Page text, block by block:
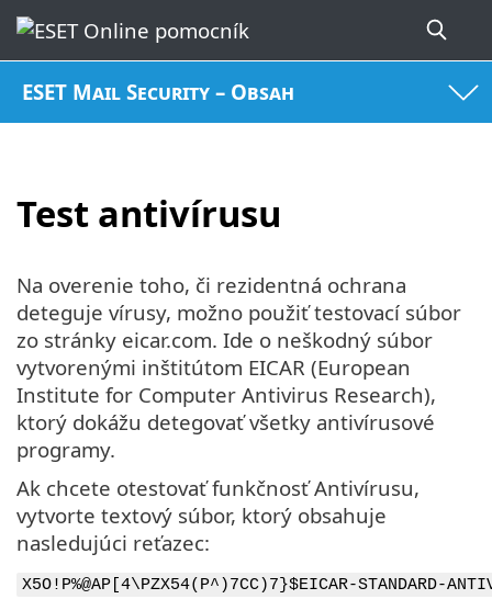
ESET Mail Security – Obsah
Test antivírusu
Na overenie toho, či rezidentná ochrana
deteguje vírusy, možno použiť testovací súbor
zo stránky eicar.com. Ide o neškodný súbor
vytvorenými inštitútom EICAR (European
Institute for Computer Antivirus Research),
ktorý dokážu detegovať všetky antivírusové
programy.
Ak chcete otestovať funkčnosť Antivírusu,
vytvorte textový súbor, ktorý obsahuje
nasledujúci reťazec:
X5O!P%@AP[4\PZX54(P^)7CC)7}$EICAR-STANDARD-